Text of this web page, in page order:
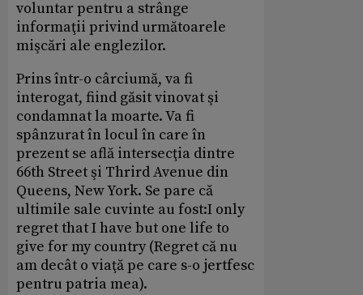
voluntar pentru a strânge
informaţii privind următoarele
mişcări ale englezilor.
Prins într-o cârciumă, va fi
interogat, fiind găsit vinovat şi
condamnat la moarte. Va fi
spânzurat în locul în care în
prezent se află intersecţia dintre
66th Street şi Thrird Avenue din
Queens, New York. Se pare că
ultimile sale cuvinte au fost:I only
regret that I have but one life to
give for my country (Regret că nu
am decât o viaţă pe care s-o jertfesc
pentru patria mea).